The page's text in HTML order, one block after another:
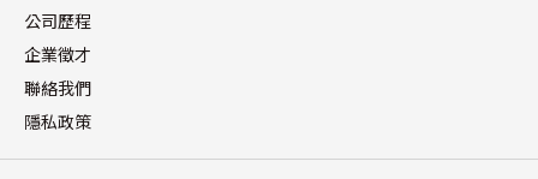
公司歷程
企業徵才
聯絡我們
隱私政策